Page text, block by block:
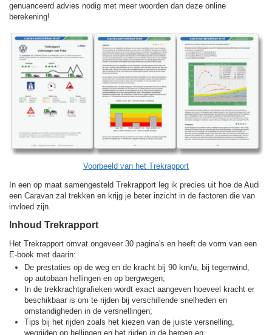
genuanceerd advies nodig met meer woorden dan deze online
berekening!
Voorbeeld van het Trekrapport
In een op maat samengesteld Trekrapport leg ik precies uit hoe de Audi
een Caravan zal trekken en krijg je beter inzicht in de factoren die van
invloed zijn.
Inhoud Trekrapport
Het Trekrapport omvat ongeveer 30 pagina's en heeft de vorm van een
E-book met daarin:
De prestaties op de weg en de kracht bij 90 km/u, bij tegenwind,
op autobaan hellingen en op bergwegen;
In de trekkracht­grafieken wordt exact aangeven hoeveel kracht er
beschikbaar is om te rijden bij verschillende snelheden en
omstandigheden in de versnellingen;
Tips bij het rijden zoals het kiezen van de juiste versnelling,
wegrijden op hellingen en het rijden in de bergen en